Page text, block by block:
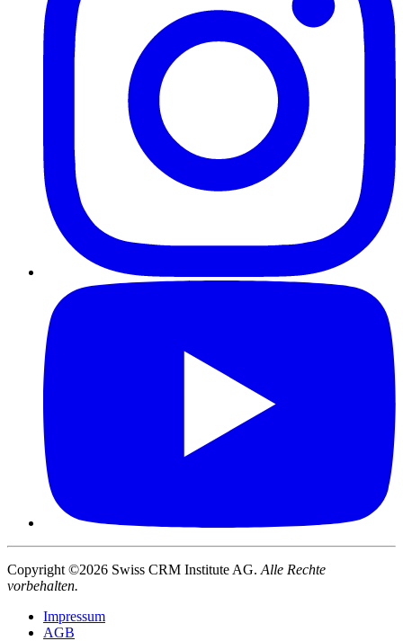
Copyright ©2026 Swiss CRM Institute AG. Alle Rechte
vorbehalten.
Impressum
AGB